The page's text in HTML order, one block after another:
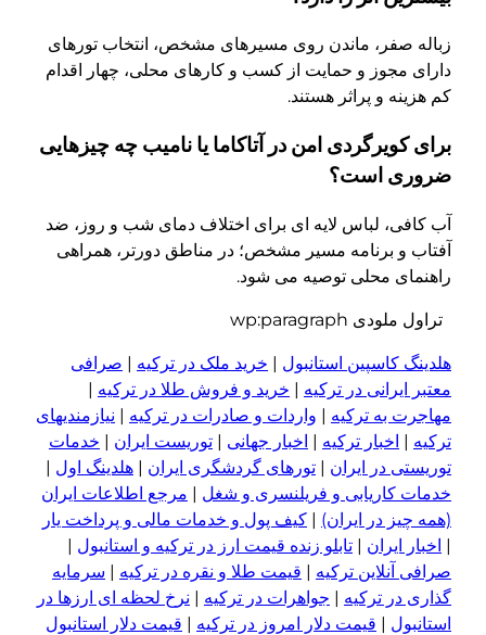
زباله صفر، ماندن روی مسیرهای مشخص، انتخاب تورهای
دارای مجوز و حمایت از کسب و کارهای محلی، چهار اقدام
کم هزینه و پراثر هستند.
برای کویرگردی امن در آتاکاما یا نامیب چه چیزهایی
ضروری است؟
آب کافی، لباس لایه ای برای اختلاف دمای شب و روز، ضد
آفتاب و برنامه مسیر مشخص؛ در مناطق دورتر، همراهی
راهنمای محلی توصیه می شود.
تراول ملودی wp:paragraph
هلدینگ کاسپین استانبول | خرید ملک در ترکیه | صرافی
معتبر ایرانی در ترکیه | خرید و فروش طلا در ترکیه |
مهاجرت به ترکیه | واردات و صادرات در ترکیه | نیازمندیهای
ترکیه | اخبار ترکیه | اخبار جهانی | توریست ایران | خدمات
توریستی در ایران | تورهای گردشگری ایران | هلدینگ اول |
خدمات کاریابی و فریلنسری و شغل | مرجع اطلاعات ایران
(همه چیز در ایران) | کیف پول و خدمات مالی و پرداخت یار
| اخبار ایران | تابلو زنده قیمت ارز در ترکیه و استانبول |
صرافی آنلاین ترکیه | قیمت طلا و نقره در ترکیه | سرمایه
گذاری در ترکیه | جواهرات در ترکیه | نرخ لحظه ای ارزها در
استانبول | قیمت دلار امروز در ترکیه | قیمت دلار استانبول